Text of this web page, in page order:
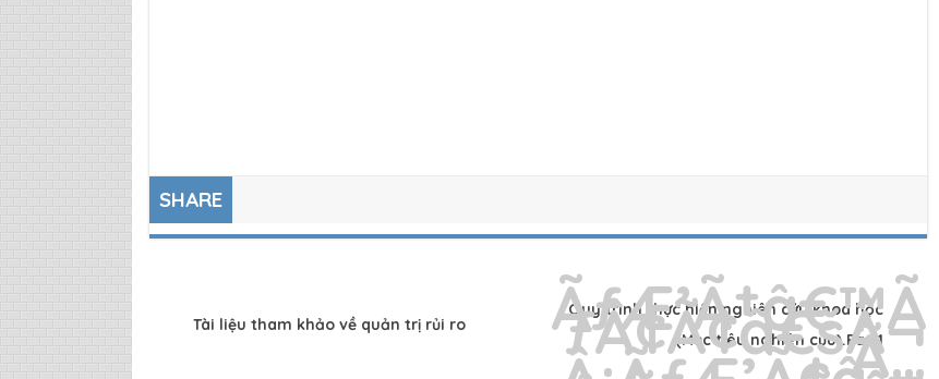
SHARE
Tài liệu tham khảo về quản trị rủi ro
Quy trình thực hiện nghiên cứu khoa học
(Mục tiêu nghiên cứu).Part1